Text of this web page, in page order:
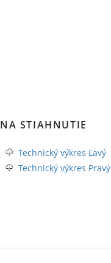
NA STIAHNUTIE
Technický výkres Ľavý
Technický výkres Pravý